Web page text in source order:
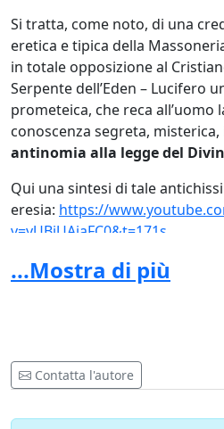
Si tratta, come noto, di una
eretica e tipica della
in totale opposizione al
Serpente dell’Eden – Lucifero
prometeica, che reca all’uomo
conoscenza segreta, misterica,
antinomia alla legge del
Qui una sintesi di tale
eresia: https://
v=yUBiUAiaFC0&t=171s
Certi dell’involontarietà della
Magi, siamo quindi a chiederLe
più grave dalla collocazione
...Mostra di più
Contatta l'autore